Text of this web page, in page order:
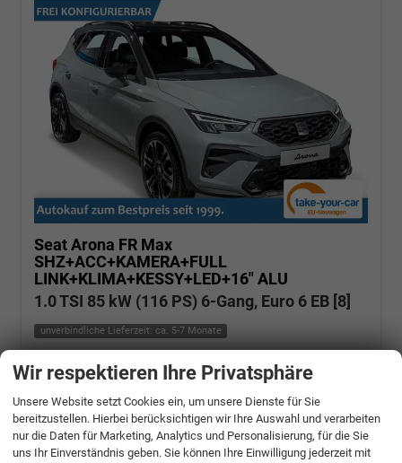
Seat Arona FR Max
SHZ+ACC+KAMERA+FULL
LINK+KLIMA+KESSY+LED+16" ALU
1.0 TSI 85 kW (116 PS) 6-Gang, Euro 6 EB [8]
unverbindliche Lieferzeit: ca. 5-7 Monate
Fahrzeugnr.: 502330
Benzin
Neuwagen
CO2-Klasse:
D
CO -Emissionen: 120,00 g/km
» Angebotdetails
Wir respektieren Ihre Privatsphäre
Unsere Website setzt Cookies ein, um unsere Dienste für Sie
bereitzustellen. Hierbei berücksichtigen wir Ihre Auswahl und verarbeiten
nur die Daten für Marketing, Analytics und Personalisierung, für die Sie
uns Ihr Einverständnis geben. Sie können Ihre Einwilligung jederzeit mit